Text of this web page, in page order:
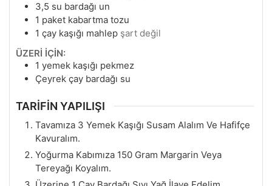
3,5 su bardağı un
1 paket kabartma tozu
1 çay kaşığı mahlep şart değil
ÜZERİ İÇİN:
1 yemek kaşığı pekmez
Çeyrek çay bardağı su
TARİFİN YAPILIŞI
Tavamıza 3 Yemek Kaşığı Susam Alalım Ve Hafifçe
Kavuralım.
Yoğurma Kabımıza 150 Gram Margarin Veya
Tereyağı Koyalım.